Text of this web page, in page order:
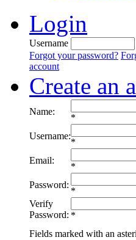
Login
Username
Forgot your password?
account
Create an
Name:
*
Username:
*
Email:
*
Password:
*
Verify
Password: *
Fields marked with an